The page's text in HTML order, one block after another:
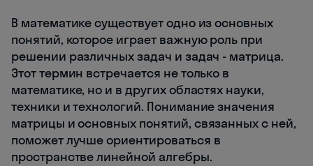
В математике существует одно из основных
понятий, которое играет важную роль при
решении различных задач и задач - матрица.
Этот термин встречается не только в
математике, но и в других областях науки,
техники и технологий. Понимание значения
матрицы и основных понятий, связанных с ней,
поможет лучше ориентироваться в
пространстве линейной алгебры.